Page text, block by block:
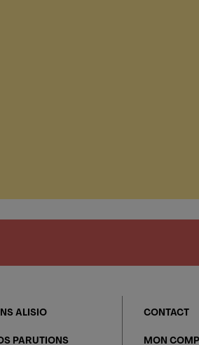
ALISIO
PARUTIONS
CONTACT
MON